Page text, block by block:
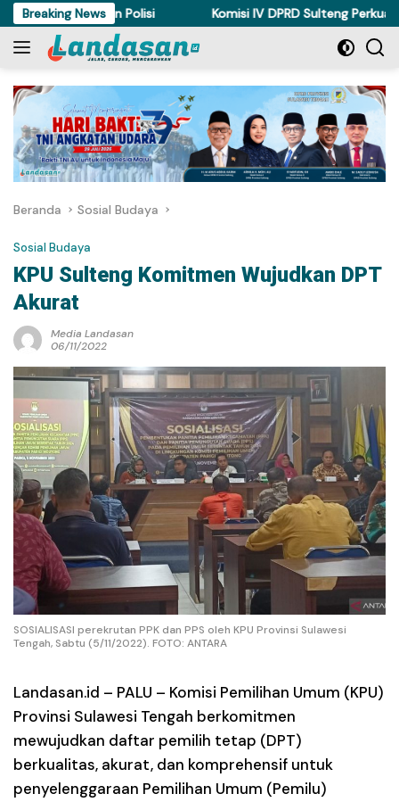
Langsung
ke
konten
Breaking News
Ditahan Polisi Komisi IV DPRD Sulteng Perkuat
Beranda Sosial Budaya
Sosial Budaya
KPU Sulteng Komitmen Wujudkan DPT
Akurat
Media Landasan
06/11/2022
SOSIALISASI perekrutan PPK dan PPS oleh KPU Provinsi Sulawesi
Tengah, Sabtu (5/11/2022). FOTO: ANTARA
Landasan.id – PALU – Komisi Pemilihan Umum (KPU)
Provinsi Sulawesi Tengah berkomitmen
mewujudkan daftar pemilih tetap (DPT)
berkualitas, akurat, dan komprehensif untuk
penyelenggaraan Pemilihan Umum (Pemilu)